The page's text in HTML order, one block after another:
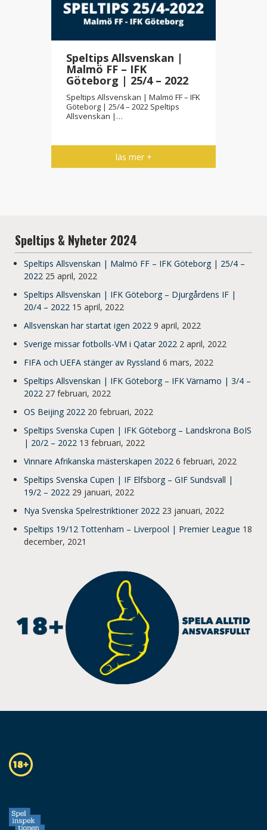
Speltips Allsvenskan |
Malmö FF – IFK
Göteborg | 25/4 – 2022
Speltips Allsvenskan | Malmö FF – IFK
Göteborg | 25/4 – 2022 Speltips
Allsvenskan |…
läs mer +
Speltips & Nyheter 2024
Speltips Allsvenskan | Malmö FF – IFK Göteborg | 25/4 –
2022 25 april, 2022
Speltips Allsvenskan | IFK Göteborg – Djurgårdens IF |
20/4 – 2022 15 april, 2022
Allsvenskan har startat igen 2022 9 april, 2022
Sverige missar fotbolls-VM i Qatar 2022 2 april, 2022
FIFA och UEFA stänger av Ryssland 6 mars, 2022
Speltips Allsvenskan | IFK Göteborg – IFK Värnamo | 3/4 –
2022 27 februari, 2022
OS Beijing 2022 20 februari, 2022
Speltips Svenska Cupen | IFK Göteborg – Landskrona BoIS
| 20/2 – 2022 13 februari, 2022
Vinnare Afrikanska mästerskapen 2022 6 februari, 2022
Speltips Svenska Cupen | IF Elfsborg – GIF Sundsvall |
19/2 – 2022 29 januari, 2022
Nya Svenska Spelrestriktioner 2022 23 januari, 2022
Speltips 19/12 Tottenham – Liverpool | Premier League 18
december, 2021